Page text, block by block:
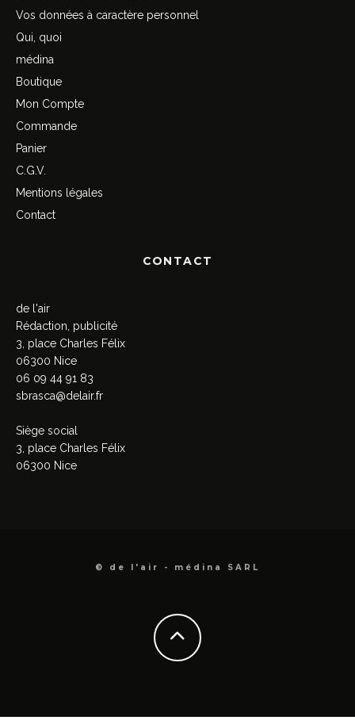
Vos données à caractère personnel
Qui, quoi
médina
Boutique
Mon Compte
Commande
Panier
C.G.V.
Mentions légales
Contact
CONTACT
de l'air
Rédaction, publicité
3, place Charles Félix
06300 Nice
06 09 44 91 83
sbrasca@delair.fr
Siège social
3, place Charles Félix
06300 Nice
© de l'air - médina SARL